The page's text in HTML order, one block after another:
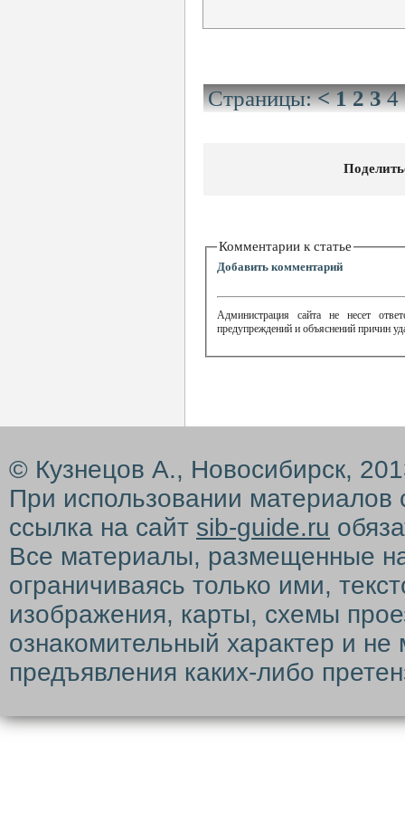
Страницы:< 1 2 3 4
Комментарии к статье
Добавить комментарий
Администрация сайта не несет
предупреждений и объяснений причин
© Кузнецов А., Новосибирск,
При использовании материалов
ссылка на сайт sib-guide.ru
Все материалы, размещенные
ограничиваясь только ими,
изображения, карты, схемы
ознакомительный характер и
предъявления каких-либо